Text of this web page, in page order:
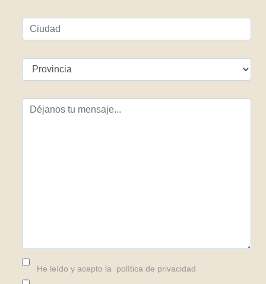
He leído y acepto la política de privacidad